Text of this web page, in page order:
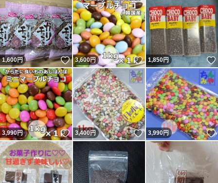
1,600円 いいね！
3,600円 いいね！
1,850円
3,990円 いいね！
3,400円 いいね！
3,990円